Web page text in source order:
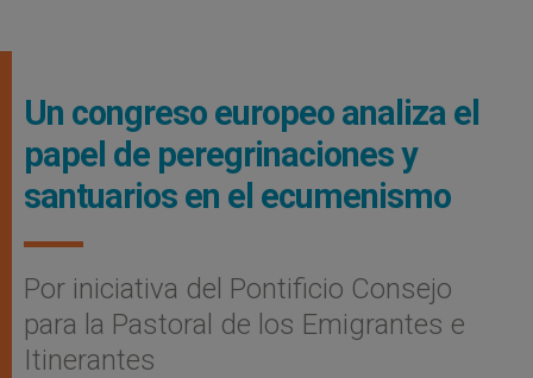
Un congreso europeo analiza el
papel de peregrinaciones y
santuarios en el ecumenismo
Por iniciativa del Pontificio Consejo
para la Pastoral de los Emigrantes e
Itinerantes